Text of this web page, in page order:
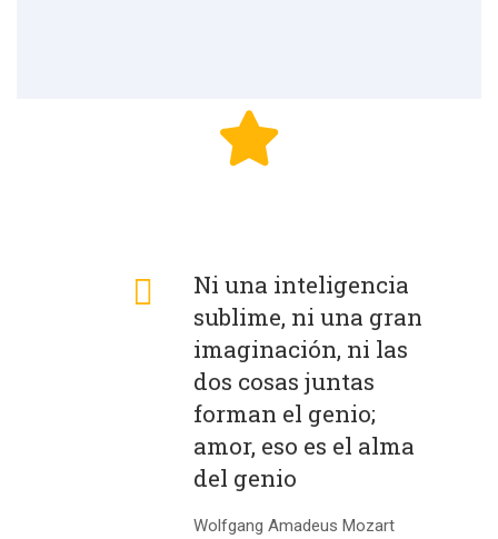
Ni una inteligencia
sublime, ni una gran
imaginación, ni las
dos cosas juntas
forman el genio;
amor, eso es el alma
del genio
Wolfgang Amadeus Mozart